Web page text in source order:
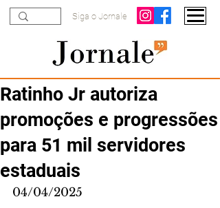
Siga o Jornale
Ratinho Jr autoriza
promoções e progressões
para 51 mil servidores
estaduais
04/04/2025